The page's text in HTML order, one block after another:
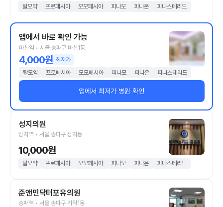
탈모약 프로페시아 모모페시아 피나모 피나온 피나스테리드
앱에서 바로 확인 가능
마천역 • 서울 송파구 마천1동
4,000원 최저가
탈모약
프로페시아 모모페시아 피나모 피나온 피나스테리드
앱에서 최저가 병원 확인
성지의원
장지역 • 서울 송파구 장지동
10,000원
탈모약 프로페시아 모모페시아 피나모 피나온 피나스테리드
준앤민닥터포유의원
송파역 • 서울 송파구 가락1동